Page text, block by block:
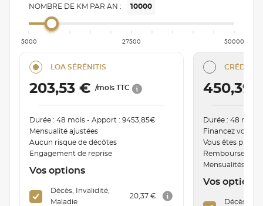
NOMBRE DE KM PAR AN : 10000
5000 27500 50000
LOA SÉRÉNITIS
203,53 €/mois TTC
Durée : 48 mois - Apport : 9453,85€
Mensualité ajustées
Aucun risque de décôtes
Engagement de reprise
Vos options
Décès, Invalidité,
Maladie
20,37 €
CRÉDIT
450,39
Durée : 48 mois
Financez votre
Vous êtes
Mensualités
Vos options
Décès,